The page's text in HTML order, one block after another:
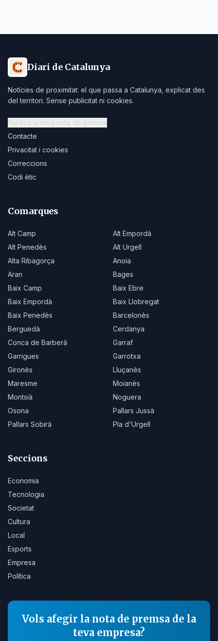
Diari de Catalunya
Notícies de proximitat: el que passa a Catalunya, explicat des
del territori. Sense publicitat ni cookies.
Publica la teva nota de premsa
Contacte
Privacitat i cookies
Correccions
Codi ètic
Comarques
Alt Camp
Alt Empordà
Alt Penedès
Alt Urgell
Alta Ribagorça
Anoia
Aran
Bages
Baix Camp
Baix Ebre
Baix Empordà
Baix Llobregat
Baix Penedès
Barcelonès
Berguedà
Cerdanya
Conca de Barberà
Garraf
Garrigues
Garrotxa
Gironès
Lluçanès
Maresme
Moianès
Montsià
Noguera
Osona
Pallars Jussà
Pallars Sobirà
Pla d'Urgell
Seccions
Economia
Tecnologia
Societat
Cultura
Local
Esports
Empresa
Política
Vols afegir la nota de premsa de la
teva empresa?